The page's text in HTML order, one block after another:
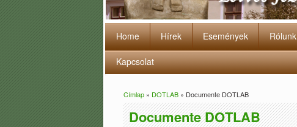
Home Hírek Események Rólunk
Kapcsolat
Jelenlegi hely
Címlap » DOTLAB » Documente DOTLAB
Documente DOTLAB